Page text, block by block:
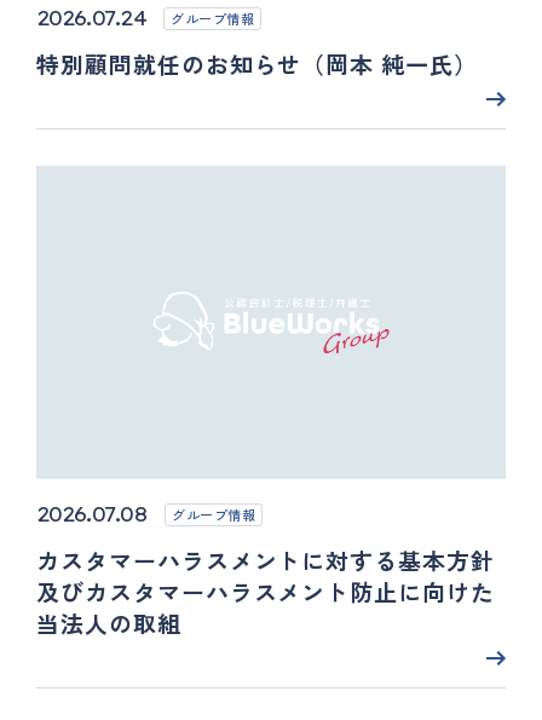
2026.07.24 グループ情報
特別顧問就任のお知らせ（岡本 純一氏）
2026.07.08 グループ情報
カスタマーハラスメントに対する基本方針
及びカスタマーハラスメント防止に向けた
当法人の取組